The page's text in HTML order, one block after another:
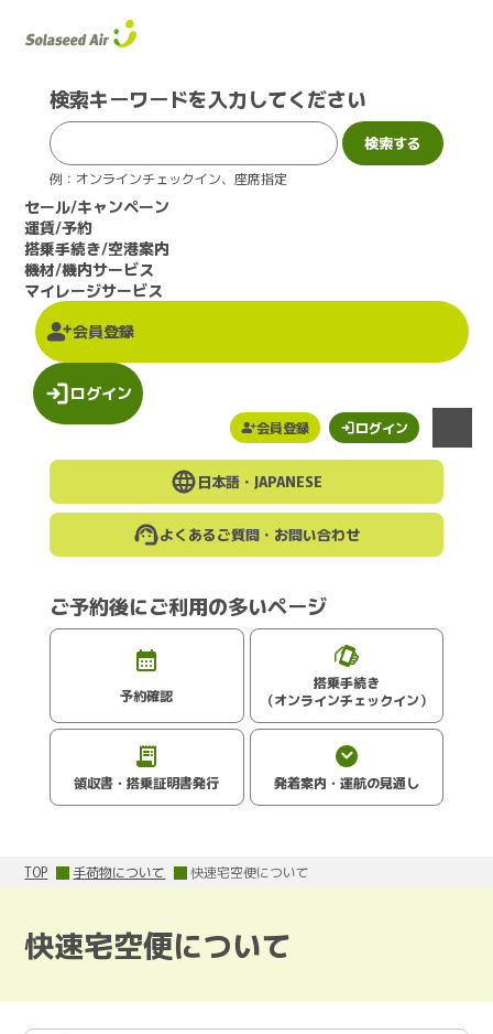
会員登録 ログイン
メニュー
検索キーワードを入力してください
例：オンラインチェックイン、座席指定
セール/キャンペーン
運賃/予約
搭乗手続き/空港案内
機材/機内サービス
マイレージサービス
会員登録
ログイン
日本語・ JAPANESE
よくあるご質問・お問い合わせ
ご予約後にご利用の多いページ
予約確認
搭乗手続き
（オンラインチェックイン）
領収書・搭乗証明書発行 発着案内・運航の見通し
TOP 手荷物について 快速宅空便について
快速宅空便について